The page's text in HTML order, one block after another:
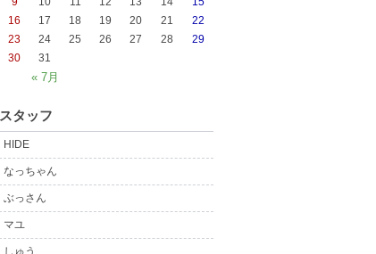
« 7月
16
17 18 19 20 21
22
23
24 25 26 27 28
29
30
31
スタッフ
HIDE
なっちゃん
ぶっさん
マユ
しゅう